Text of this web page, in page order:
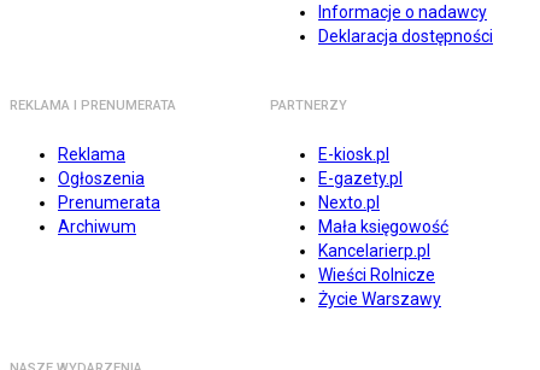
Informacje o nadawcy
Deklaracja dostępności
REKLAMA I PRENUMERATA
Reklama
Ogłoszenia
Prenumerata
Archiwum
PARTNERZY
E-kiosk.pl
E-gazety.pl
Nexto.pl
Mała księgowość
Kancelarierp.pl
Wieści Rolnicze
Życie Warszawy